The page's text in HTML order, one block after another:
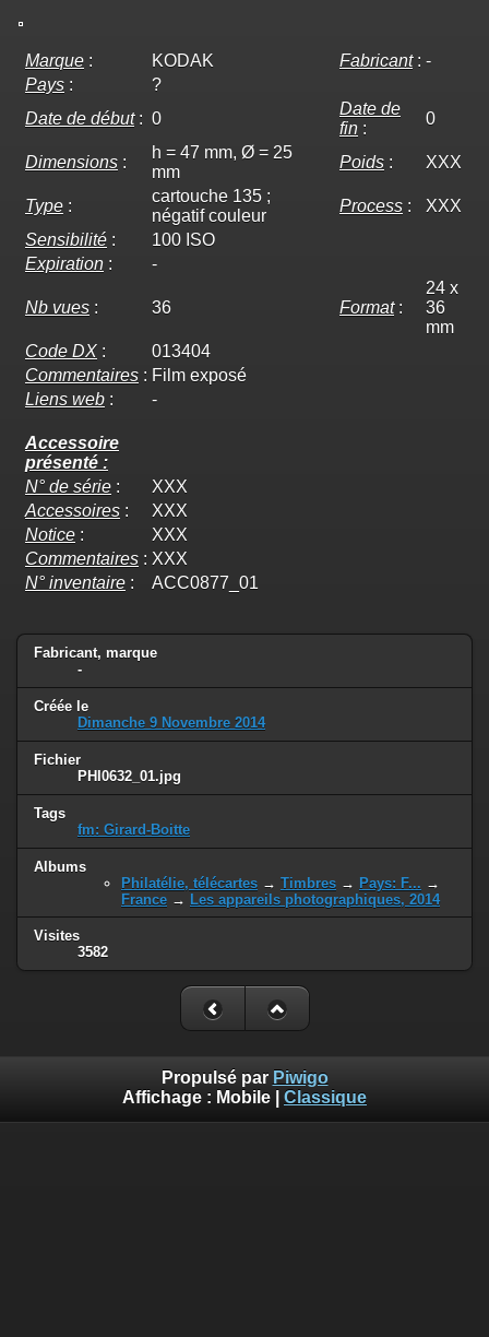
Marque : KODAK Fabricant: -
Pays :
?
Date de début: 0
Date de
fin :
0
Dimensions :
h = 47 mm, Ø = 25
mm
Poids : XXX
Type :
cartouche 135 ;
négatif couleur
Process :
XXX
Sensibilité :
100 ISO
Expiration : -
Nb vues : 36 Format:
24 x
36
mm
Code DX :
013404
Commentaires : Film exposé
Liens web : -
Accessoire
présenté :
N° de série :
XXX
Accessoires :
XXX
Notice :
XXX
Commentaires : XXX
N° inventaire : ACC0877_01
Fabricant, marque
-
Créée le
Dimanche 9 Novembre 2014
Fichier
PHI0632_01.jpg
Tags
fm: Girard-Boitte
Albums
Philatélie, télécartes → Timbres → Pays: F... →
France → Les appareils photographiques, 2014
Visites
3582
Propulsé par Piwigo
Affichage : Mobile Classique